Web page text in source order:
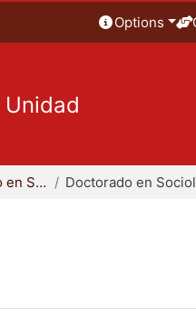
Options
Maestría y Doctorado en Sociología Doctorado en